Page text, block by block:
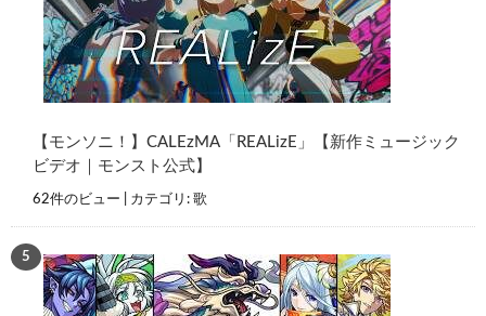
【モンソニ！】CALEzMA「REALizE」【新作ミュージック
ビデオ｜モンスト公式】
62件のビュー カテゴリ: 歌